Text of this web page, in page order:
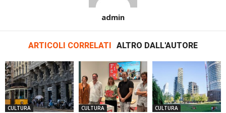
admin
ARTICOLI CORRELATI ALTRO DALL'AUTORE
CULTURA CULTURA CULTURA